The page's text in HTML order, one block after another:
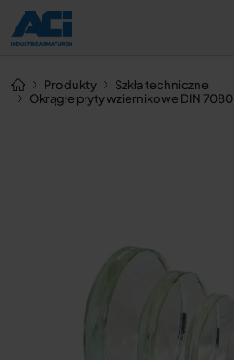
Produkty
Szkła techniczne
Okrągłe płyty wziernikowe DIN 7080